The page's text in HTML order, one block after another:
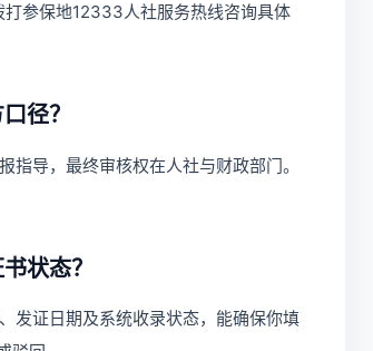
参保地12333人社服务热线咨询具体
径？
导，最终审核权在人社与财政部门。
状态？
发证日期及系统收录状态，能确保你填